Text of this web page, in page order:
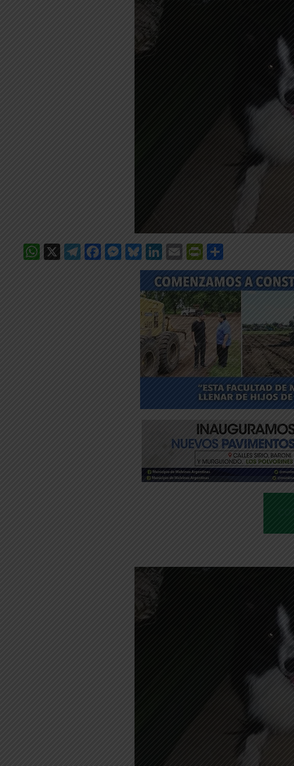
WhatsApp
X Telegram
Facebook
Messenger
Bluesky
LinkedIn
EmailPrintFriendly